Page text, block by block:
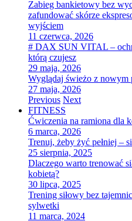
Zabieg bankietowy bez
zafundować skórze
wyjściem
11 czerwca, 2026
# DAX SUN VITAL –
którą czujesz
29 maja, 2026
Wyglądaj świeżo z nowym
27 maja, 2026
Previous Next
FITNESS
Ćwiczenia na ramiona dla
6 marca, 2026
Trenuj, żeby żyć pełniej –
25 sierpnia, 2025
Dlaczego warto trenować
kobietą?
30 lipca, 2025
Trening siłowy bez
sylwetki
11 marca, 2024